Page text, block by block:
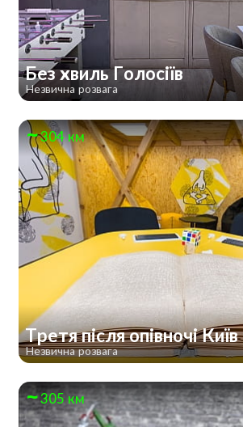
Без хвиль Голосіїв
Незвична розвага
304 км
Третя після опівночі Київ
Незвична розвага
305 км